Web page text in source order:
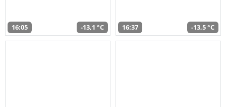
16:05 -13,1 °C 16:37 -13,5 °C